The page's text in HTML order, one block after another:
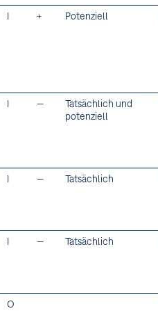
I + Potenziell
I —
Tatsächlich und
potenziell
I — Tatsächlich
I — Tatsächlich
O